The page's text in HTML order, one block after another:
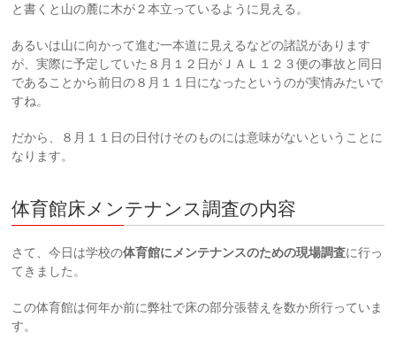
と書くと山の麓に木が２本立っているように見える。
あるいは山に向かって進む一本道に見えるなどの諸説があります
が、実際に予定していた８月１２日がＪＡＬ１２３便の事故と同日
であることから前日の８月１１日になったというのが実情みたいで
すね。
だから、８月１１日の日付けそのものには意味がないということに
なります。
体育館床メンテナンス調査の内容
さて、今日は学校の体育館にメンテナンスのための現場調査に行っ
てきました。
この体育館は何年か前に弊社で床の部分張替えを数か所行っていま
す。